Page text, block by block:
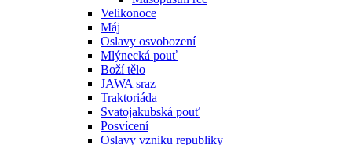
Velikonoce
Máj
Oslavy osvobození
Mlýnecká pouť
Boží tělo
JAWA sraz
Traktoriáda
Svatojakubská pouť
Posvícení
Oslavy vzniku republiky